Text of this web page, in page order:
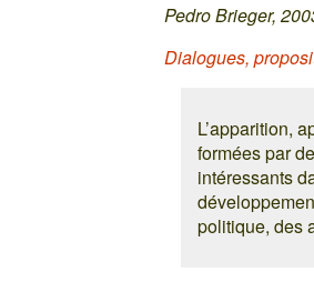
Pedro Brieger,
Dialogues,
L’apparition,
formées par
intéressants
politique, des